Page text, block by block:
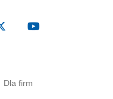
Dla firm